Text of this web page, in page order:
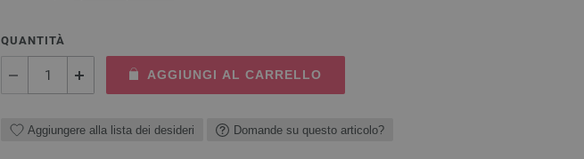
QUANTITÀ
AGGIUNGI AL CARRELLO
Aggiungere alla lista dei desideri Domande su questo articolo?